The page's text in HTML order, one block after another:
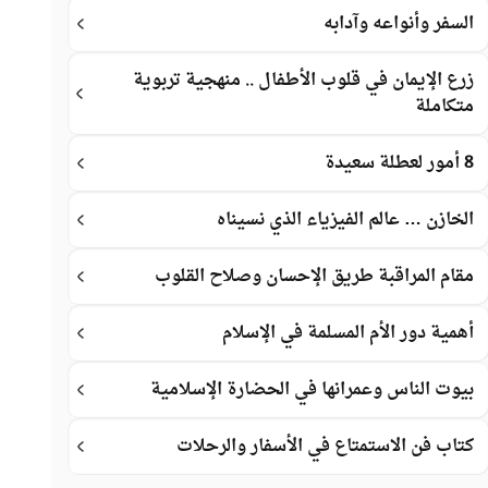
السفر وأنواعه وآدابه
زرع الإيمان في قلوب الأطفال .. منهجية تربوية
متكاملة
8 أمور لعطلة سعيدة
الخازن … عالم الفيزياء الذي نسيناه
مقام المراقبة طريق الإحسان وصلاح القلوب
أهمية دور الأم المسلمة في الإسلام
بيوت الناس وعمرانها في الحضارة الإسلامية
كتاب فن الاستمتاع في الأسفار والرحلات